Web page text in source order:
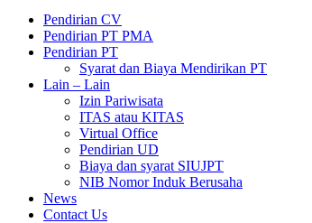
Pendirian CV
Pendirian PT PMA
Pendirian PT
Syarat dan Biaya Mendirikan PT
Lain – Lain
Izin Pariwisata
ITAS atau KITAS
Virtual Office
Pendirian UD
Biaya dan syarat SIUJPT
NIB Nomor Induk Berusaha
News
Contact Us